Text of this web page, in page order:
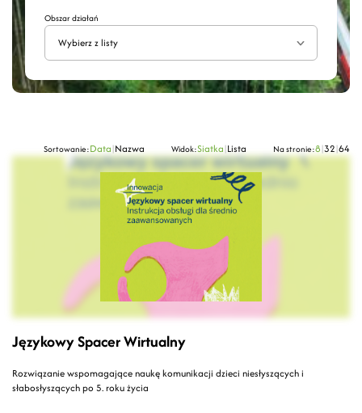
Obszar działań
Wybierz z listy
Sortowanie:Data|Nazwa Widok:Siatka|Lista Na stronie:8|32|64
Językowy Spacer Wirtualny
Rozwiązanie wspomagające naukę komunikacji dzieci niesłyszących i
słabosłyszących po 5. roku życia